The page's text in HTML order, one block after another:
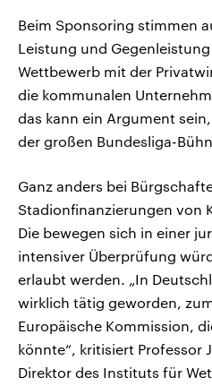
Beim Sponsoring stimmen
Leistung und
Wettbewerb mit der
die kommunalen
das kann ein Argument
der großen Bundesliga-
Ganz anders bei
Stadionfinanzierungen von
Die bewegen sich in einer
intensiver Überprüfung
erlaubt werden. „In
wirklich tätig geworden,
Europäische Kommission,
könnte“, kritisiert Professor
Direktor des Instituts für